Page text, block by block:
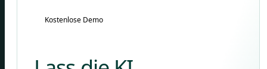
Kostenlose Demo